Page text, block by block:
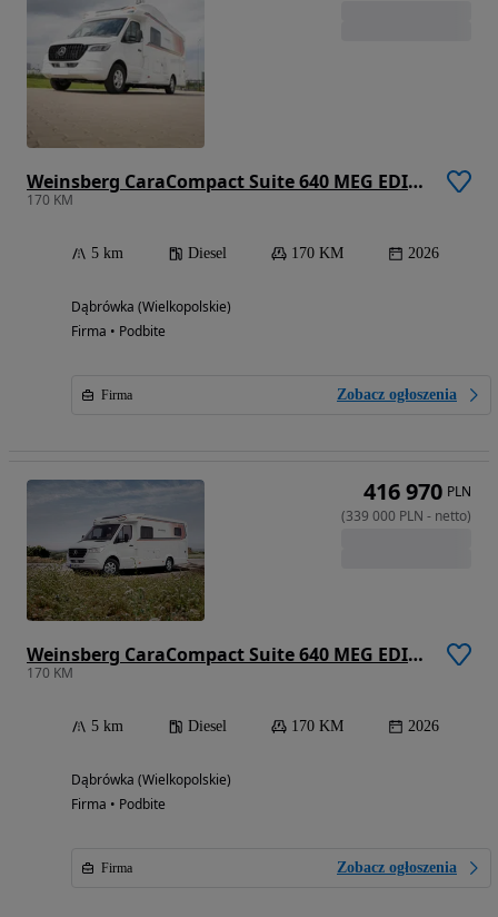
Weinsberg CaraCompact Suite 640 MEG EDITION [PEPPER]
170 KM
5 km Diesel 170 KM 2026
Dąbrówka (Wielkopolskie)
Firma • Podbite
Firma Zobacz ogłoszenia
Weinsberg CaraCompact Suite 640 MEG EDITION [PEPPER]
170 KM
5 km Diesel 170 KM 2026
Dąbrówka (Wielkopolskie)
Firma • Podbite
Firma Zobacz ogłoszenia
416 970 PLN
(339 000 PLN - netto)